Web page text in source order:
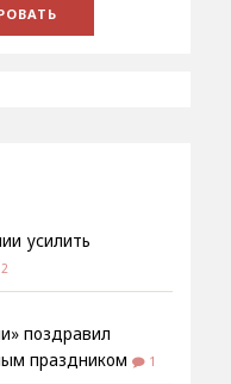
усилить
2
поздравил
праздником
1